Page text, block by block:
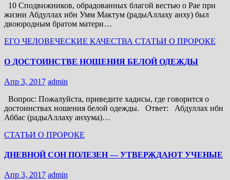
10 Сподвижников, обрадованных благой вестью о Рае при
жизни Абдуллах ибн Умм Мактум (радыАллаху анху) был
двоюродным братом матери…
ЕГО ЧЕЛОВЕЧЕСКИЕ КАЧЕСТВА СТАТЬИ О ПРОРОКЕ
О ДОСТОИНСТВЕ НОШЕНИЯ БЕЛОЙ ОДЕЖДЫ
Апр 3, 2017 admin
Вопрос: Пожалуйста, приведите хадисы, где говорится о
достоинствах ношения белой одежды. Ответ: Абдуллах ибн
Аббас (радыАллаху анхума)…
СТАТЬИ О ПРОРОКЕ
ДНЕВНОЙ СОН ПОЛЕЗЕН — УТВЕРЖДАЮТ УЧЕНЫЕ
Апр 3, 2017 admin